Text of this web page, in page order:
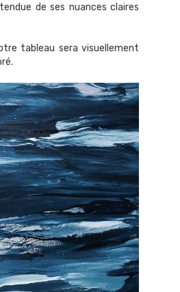
de ses nuances claires
tableau sera visuellement